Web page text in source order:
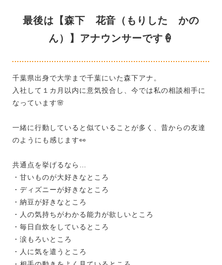
最後は【森下 花音（もりした かの
ん）】アナウンサーです🍦
千葉県出身で大学まで千葉にいた森下アナ。
入社して１カ月以内に意気投合し、今では私の相談相手に
なっています🌸
一緒に行動していると似ていることが多く、昔からの友達
のようにも感じます👀
共通点を挙げるなら…
・甘いものが大好きなところ
・ディズニーが好きなところ
・納豆が好きなところ
・人の気持ちがわかる能力が欲しいところ
・毎日自炊をしているところ
・涙もろいところ
・人に気を遣うところ